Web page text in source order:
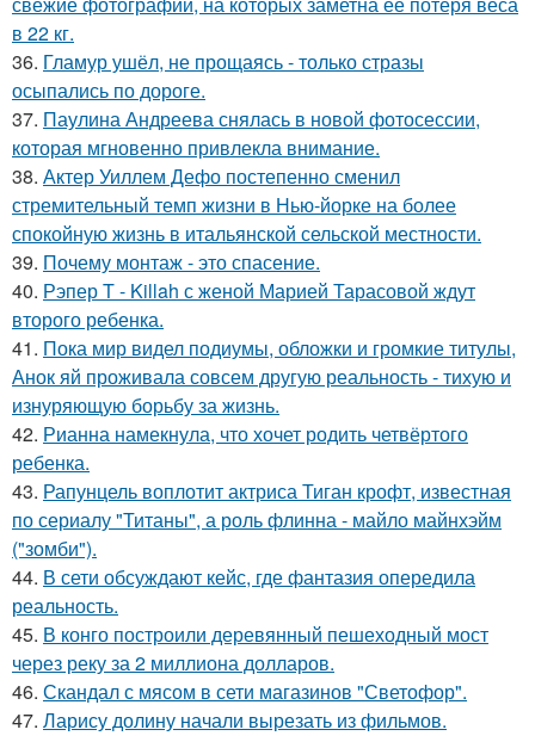
в 22 кг.
36. Гламур ушёл, не прощаясь - только стразы
осыпались по дороге.
37. Паулина Андреева снялась в новой фотосессии,
которая мгновенно привлекла внимание.
38. Актер Уиллем Дефо постепенно сменил
стремительный темп жизни в Нью-йорке на более
спокойную жизнь в итальянской сельской местности.
39. Почему монтаж - это спасение.
40. Рэпер T - Killah с женой Марией Тарасовой ждут
второго ребенка.
41. Пока мир видел подиумы, обложки и громкие титулы,
Анок яй проживала совсем другую реальность - тихую и
изнуряющую борьбу за жизнь.
42. Рианна намекнула, что хочет родить четвёртого
ребенка.
43. Рапунцель воплотит актриса Тиган крофт, известная
по сериалу "Титаны", а роль флинна - майло майнхэйм
("зомби").
44. В сети обсуждают кейс, где фантазия опередила
реальность.
45. В конго построили деревянный пешеходный мост
через реку за 2 миллиона долларов.
46. Скандал с мясом в сети магазинов "Светофор".
47. Ларису долину начали вырезать из фильмов.